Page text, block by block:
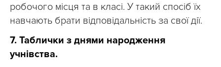
робочого місця та в класі. У такий спосіб їх
навчають брати відповідальність за свої дії.
7. Таблички з днями народження
учнівства.